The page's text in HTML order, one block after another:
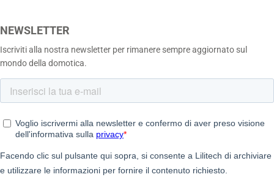
NEWSLETTER
Iscriviti alla nostra newsletter per rimanere sempre aggiornato sul
mondo della domotica.